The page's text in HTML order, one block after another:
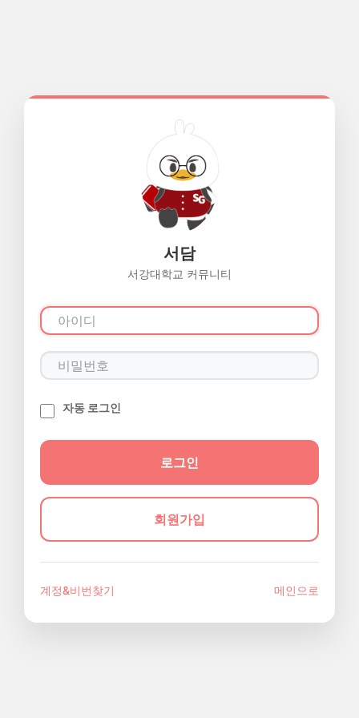
서담
서강대학교 커뮤니티
자동 로그인
회원가입
계정&비번찾기 메인으로